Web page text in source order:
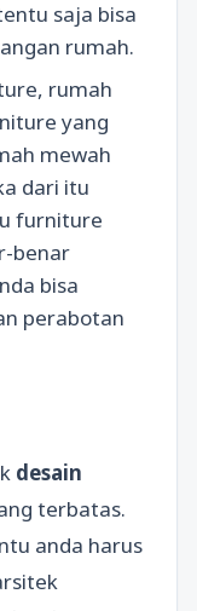
saja bisa
rumah.
rumah
yang
mewah
dari itu
furniture
benar
bisa
perabotan
desain
terbatas.
anda harus